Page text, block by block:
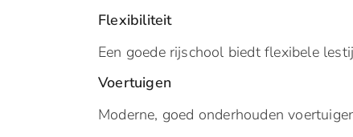
Flexibiliteit
Een goede rijschool biedt flexibele
Voertuigen
Moderne, goed onderhouden